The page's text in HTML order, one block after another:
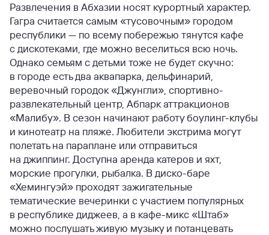
Развлечения в Абхазии носят курортный характер.
Гагра считается самым «тусовочным» городом
республики — по всему побережью тянутся кафе
с дискотеками, где можно веселиться всю ночь.
Однако семьям с детьми тоже не будет скучно:
в городе есть два аквапарка, дельфинарий,
веревочный городок «Джунгли», спортивно-
развлекательный центр, Абпарк аттракционов
«Малибу». В сезон начинают работу боулинг-клубы
и кинотеатр на пляже. Любители экстрима могут
полетать на параплане или отправиться
на джиппинг. Доступна аренда катеров и яхт,
морские прогулки, рыбалка. В диско-баре
«Хемингуэй» проходят зажигательные
тематические вечеринки с участием популярных
в республике диджеев, а в кафе-микс «Штаб»
можно послушать живую музыку и потанцевать